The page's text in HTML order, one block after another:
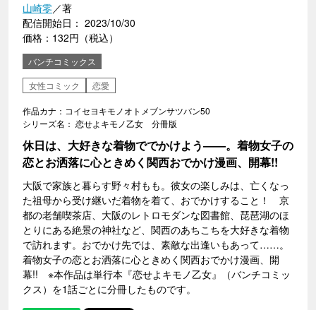
山崎零／著
配信開始日： 2023/10/30
価格：132円（税込）
バンチコミックス
女性コミック
恋愛
作品カナ：コイセヨキモノオトメブンサツバン50
シリーズ名： 恋せよキモノ乙女 分冊版
休日は、大好きな着物ででかけよう――。着物女子の
恋とお洒落に心ときめく関西おでかけ漫画、開幕!!
大阪で家族と暮らす野々村もも。彼女の楽しみは、亡くなっ
た祖母から受け継いだ着物を着て、おでかけすること！ 京
都の老舗喫茶店、大阪のレトロモダンな図書館、琵琶湖のほ
とりにある絶景の神社など、関西のあちこちを大好きな着物
で訪れます。おでかけ先では、素敵な出逢いもあって……。
着物女子の恋とお洒落に心ときめく関西おでかけ漫画、開
幕!! ※本作品は単行本『恋せよキモノ乙女』（バンチコミッ
クス）を1話ごとに分冊したものです。